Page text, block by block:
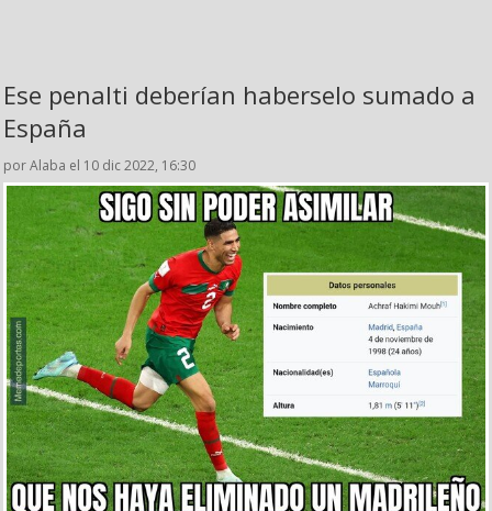
Ese penalti deberían haberselo sumado a
España
por Alaba el 10 dic 2022, 16:30